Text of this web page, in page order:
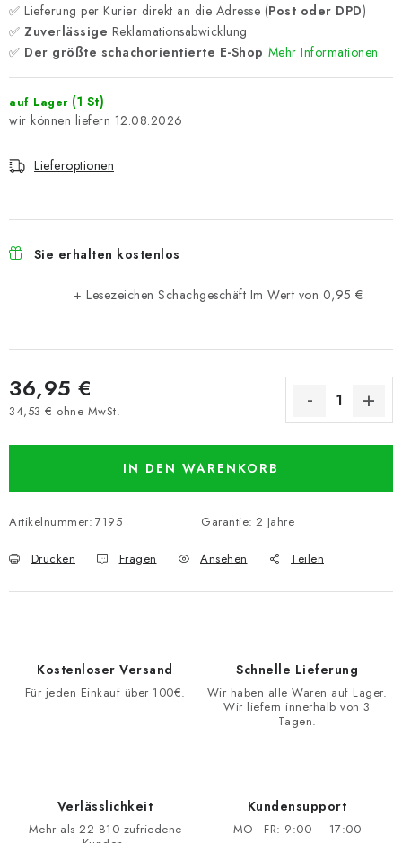
✅ Lieferung per Kurier direkt an die Adresse (Post oder DPD)
✅ Zuverlässige Reklamationsabwicklung
✅ Der größte schachorientierte E-Shop Mehr Informationen
auf Lager (1 St)
12.08.2026
Lieferoptionen
Sie erhalten kostenlos
+ Lesezeichen Schachgeschäft Im Wert von 0,95 €
36,95 €
34,53 € ohne MwSt.
IN DEN WARENKORB
Artikelnummer: 7195 Garantie: 2 Jahre
Drucken Fragen Ansehen Teilen
Kostenloser Versand
Für jeden Einkauf über 100€.
Schnelle Lieferung
Wir haben alle Waren auf Lager.
Wir liefern innerhalb von 3
Tagen.
Verlässlichkeit
Mehr als 22 810 zufriedene
Kundensupport
MO - FR: 9:00 – 17:00